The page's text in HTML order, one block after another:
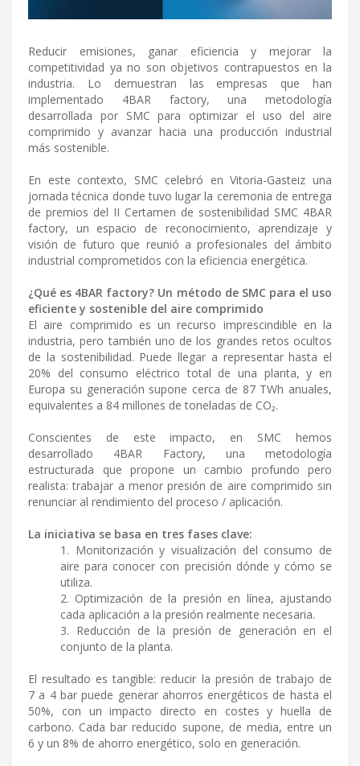
Reducir emisiones, ganar eficiencia y mejorar la
competitividad ya no son objetivos contrapuestos en la
industria. Lo demuestran las empresas que han
implementado 4BAR factory, una metodología
desarrollada por SMC para optimizar el uso del aire
comprimido y avanzar hacia una producción industrial
más sostenible.
En este contexto, SMC celebró en Vitoria-Gasteiz una
jornada técnica donde tuvo lugar la ceremonia de entrega
de premios del II Certamen de sostenibilidad SMC 4BAR
factory, un espacio de reconocimiento, aprendizaje y
visión de futuro que reunió a profesionales del ámbito
industrial comprometidos con la eficiencia energética.
¿Qué es 4BAR factory? Un método de SMC para el uso
eficiente y sostenible del aire comprimido
El aire comprimido es un recurso imprescindible en la
industria, pero también uno de los grandes retos ocultos
de la sostenibilidad. Puede llegar a representar hasta el
20% del consumo eléctrico total de una planta, y en
Europa su generación supone cerca de 87 TWh anuales,
equivalentes a 84 millones de toneladas de CO₂.
Conscientes de este impacto, en SMC hemos
desarrollado 4BAR Factory, una metodología
estructurada que propone un cambio profundo pero
realista: trabajar a menor presión de aire comprimido sin
renunciar al rendimiento del proceso / aplicación.
La iniciativa se basa en tres fases clave:
1. Monitorización y visualización del consumo de
aire para conocer con precisión dónde y cómo se
utiliza.
2. Optimización de la presión en línea, ajustando
cada aplicación a la presión realmente necesaria.
3. Reducción de la presión de generación en el
conjunto de la planta.
El resultado es tangible: reducir la presión de trabajo de
7 a 4 bar puede generar ahorros energéticos de hasta el
50%, con un impacto directo en costes y huella de
carbono. Cada bar reducido supone, de media, entre un
6 y un 8% de ahorro energético, solo en generación.